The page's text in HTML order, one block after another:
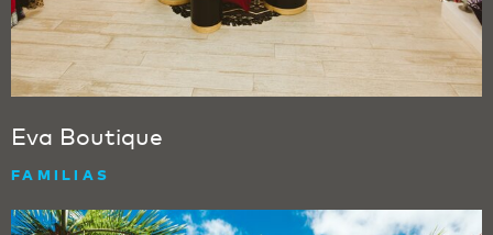
Eva Boutique
FAMILIAS